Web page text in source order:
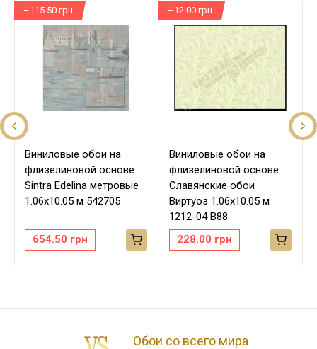
Виниловые обои на
флизелиновой основе
Sintra Edelina метровые
1.06х10.05 м 542705
654.50 грн
–115.50 грн
Виниловые обои на
флизелиновой основе
Славянские обои
Виртуоз 1.06х10.05 м
1212-04 В88
228.00 грн
–12.00 грн
Обои со всего мира